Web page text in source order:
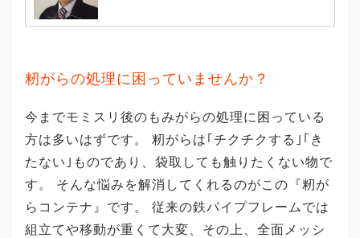
籾がらの処理に困っていませんか？
今までモミスリ後のもみがらの処理に困っている
方は多いはずです。 籾がらは｢チクチクする｣｢き
たない｣ものであり、袋取しても触りたくない物で
す。 そんな悩みを解消してくれるのがこの『籾が
らコンテナ』です。 従来の鉄パイプフレームでは
組立てや移動が重くて大変、その上、全面メッシ